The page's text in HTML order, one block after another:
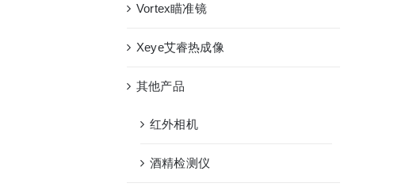
Vortex瞄准镜
Xeye艾睿热成像
其他产品
红外相机
酒精检测仪